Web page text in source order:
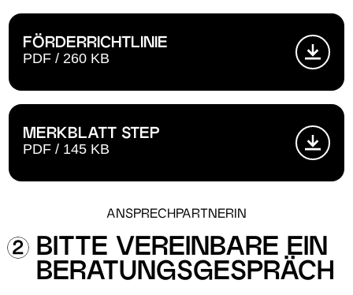
FÖRDERRICHTLINIE
PDF / 260 KB
MERKBLATT STEP
PDF / 145 KB
ANSPRECHPARTNERIN
BITTE VEREINBARE EIN
BERATUNGSGESPRÄCH